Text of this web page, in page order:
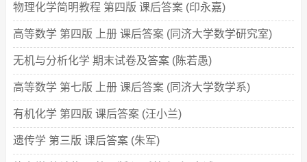
物理化学简明教程 第四版 课后答案 (印永嘉)
高等数学 第四版 上册 课后答案 (同济大学数学研究室)
无机与分析化学 期末试卷及答案 (陈若愚)
高等数学 第七版 上册 课后答案 (同济大学数学系)
有机化学 第四版 课后答案 (汪小兰)
遗传学 第三版 课后答案 (朱军)